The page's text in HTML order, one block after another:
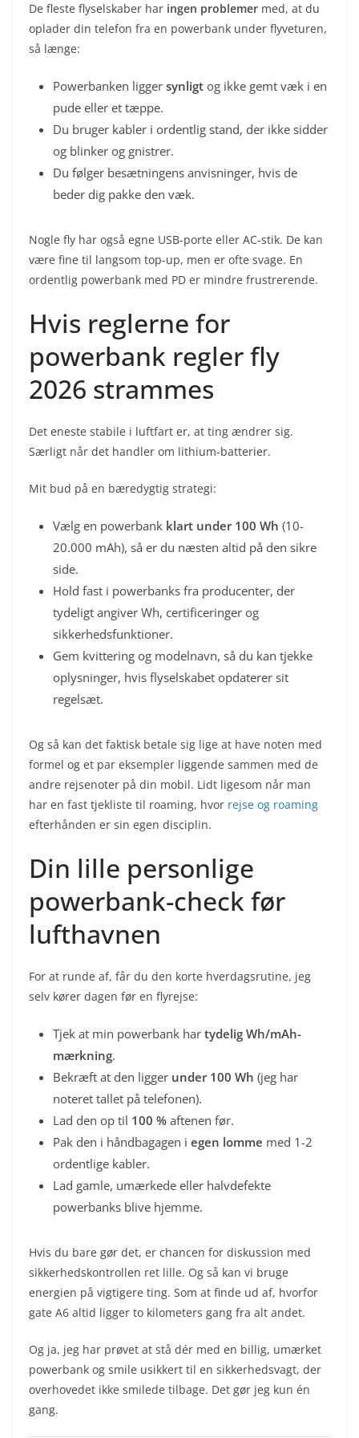
De fleste flyselskaber har ingen problemer med, at du
oplader din telefon fra en powerbank under flyveturen,
så længe:
Powerbanken ligger synligt og ikke gemt væk i en
pude eller et tæppe.
Du bruger kabler i ordentlig stand, der ikke sidder
og blinker og gnistrer.
Du følger besætningens anvisninger, hvis de
beder dig pakke den væk.
Nogle fly har også egne USB-porte eller AC-stik. De kan
være fine til langsom top-up, men er ofte svage. En
ordentlig powerbank med PD er mindre frustrerende.
Hvis reglerne for
powerbank regler fly
2026 strammes
Det eneste stabile i luftfart er, at ting ændrer sig.
Særligt når det handler om lithium-batterier.
Mit bud på en bæredygtig strategi:
Vælg en powerbank klart under 100 Wh (10-
20.000 mAh), så er du næsten altid på den sikre
side.
Hold fast i powerbanks fra producenter, der
tydeligt angiver Wh, certificeringer og
sikkerhedsfunktioner.
Gem kvittering og modelnavn, så du kan tjekke
oplysninger, hvis flyselskabet opdaterer sit
regelsæt.
Og så kan det faktisk betale sig lige at have noten med
formel og et par eksempler liggende sammen med de
andre rejsenoter på din mobil. Lidt ligesom når man
har en fast tjekliste til roaming, hvor rejse og roaming
efterhånden er sin egen disciplin.
Din lille personlige
powerbank-check før
lufthavnen
For at runde af, får du den korte hverdagsrutine, jeg
selv kører dagen før en flyrejse:
Tjek at min powerbank har tydelig Wh/mAh-
mærkning.
Bekræft at den ligger under 100 Wh (jeg har
noteret tallet på telefonen).
Lad den op til 100 % aftenen før.
Pak den i håndbagagen i egen lomme med 1-2
ordentlige kabler.
Lad gamle, umærkede eller halvdefekte
powerbanks blive hjemme.
Hvis du bare gør det, er chancen for diskussion med
sikkerhedskontrollen ret lille. Og så kan vi bruge
energien på vigtigere ting. Som at finde ud af, hvorfor
gate A6 altid ligger to kilometers gang fra alt andet.
Og ja, jeg har prøvet at stå dér med en billig, umærket
powerbank og smile usikkert til en sikkerhedsvagt, der
overhovedet ikke smilede tilbage. Det gør jeg kun én
gang.